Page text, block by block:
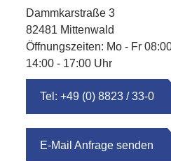
Dammkarstraße 3
82481 Mittenwald
Öffnungszeiten: Mo - Fr
14:00 - 17:00 Uhr
Tel: +49 (0) 8823 / 33-0
E-Mail Anfrage senden